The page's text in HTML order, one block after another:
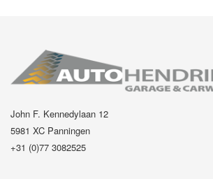
John F. Kennedylaan 12
5981 XC Panningen
+31 (0)77 3082525